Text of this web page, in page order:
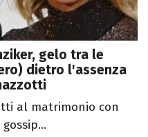
gelo tra le
dietro l'assenza
al matrimonio con